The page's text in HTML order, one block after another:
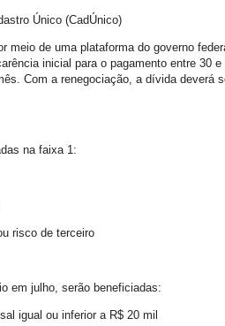
Único (CadÚnico)
meio de uma plataforma do governo
inicial para o pagamento entre 30
Com a renegociação, a dívida deverá
na faixa 1:
risco de terceiro
em julho, serão beneficiadas:
igual ou inferior a R$ 20 mil